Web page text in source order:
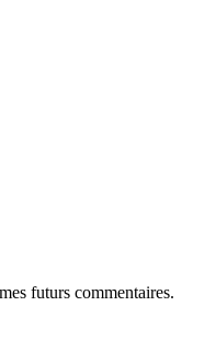
futurs commentaires.